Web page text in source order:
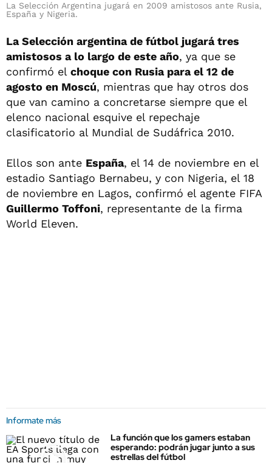
La Selección Argentina jugará en 2009 amistosos ante Rusia,
España y Nigeria.
La Selección argentina de fútbol jugará tres
amistosos a lo largo de este año, ya que se
confirmó el choque con Rusia para el 12 de
agosto en Moscú, mientras que hay otros dos
que van camino a concretarse siempre que el
elenco nacional esquive el repechaje
clasificatorio al Mundial de Sudáfrica 2010.
Ellos son ante España, el 14 de noviembre en el
estadio Santiago Bernabeu, y con Nigeria, el 18
de noviembre en Lagos, confirmó el agente FIFA
Guillermo Toffoni, representante de la firma
World Eleven.
Informate más
La función que los gamers estaban
esperando: podrán jugar junto a sus
estrellas del fútbol